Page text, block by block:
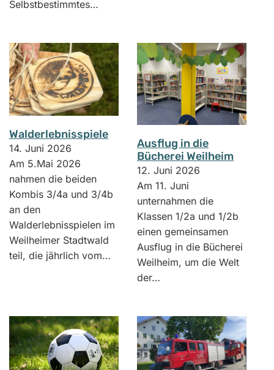
Selbstbestimmtes…
Walderlebnisspiele
14. Juni 2026
Am 5.Mai 2026
nahmen die beiden
Kombis 3/4a und 3/4b
an den
Walderlebnisspielen im
Weilheimer Stadtwald
teil, die jährlich vom…
Ausflug in die
Bücherei Weilheim
12. Juni 2026
Am 11. Juni
unternahmen die
Klassen 1/2a und 1/2b
einen gemeinsamen
Ausflug in die Bücherei
Weilheim, um die Welt
der…